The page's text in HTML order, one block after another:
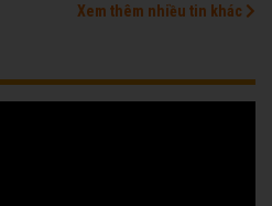
Xem thêm nhiều tin khác